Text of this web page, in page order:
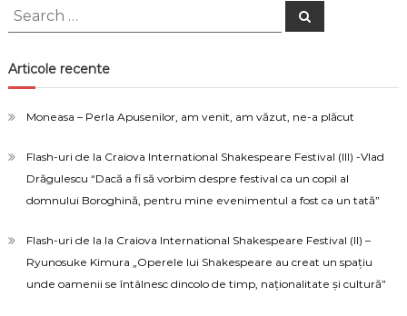
Search
for:
Search
Articole recente
Moneasa – Perla Apusenilor, am venit, am văzut, ne-a plăcut
Flash-uri de la Craiova International Shakespeare Festival (III) -Vlad
Drăgulescu “Dacă a fi să vorbim despre festival ca un copil al
domnului Boroghină, pentru mine evenimentul a fost ca un tată”
Flash-uri de la la Craiova International Shakespeare Festival (II) –
Ryunosuke Kimura „Operele lui Shakespeare au creat un spațiu
unde oamenii se întâlnesc dincolo de timp, naționalitate și cultură”